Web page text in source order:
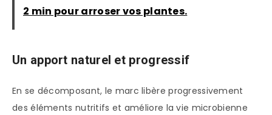
2 min pour arroser vos plantes.
Un apport naturel et progressif
En se décomposant, le marc libère progressivement
des éléments nutritifs et améliore la vie microbienne